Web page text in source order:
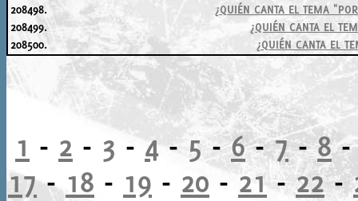
208498.
¿QUIÉN CANTA EL TEMA
208499.
¿QUIÉN CANTA EL
208500.
¿QUIÉN CANTA EL
1 - 2 - 3 -4- 5 -6-7-8
17- 18 - 19 - 20 -21-22-